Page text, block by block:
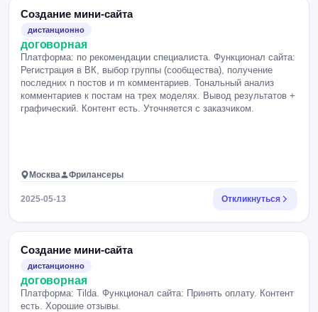
Создание мини-сайта
дистанционно
договорная
Платформа: по рекомендации специалиста. Функционал сайта:
Регистрация в ВК, выбор группы (сообщества), получение
последних n постов и m комментариев. Тональный анализ
комментариев к постам на трех моделях. Вывод результатов +
графический. Контент есть. Уточняется с заказчиком.
Москва Фрилансеры
2025-05-13 Откликнуться
Создание мини-сайта
дистанционно
договорная
Платформа: Tilda. Функционал сайта: Принять оплату. Контент
есть. Хорошие отзывы.